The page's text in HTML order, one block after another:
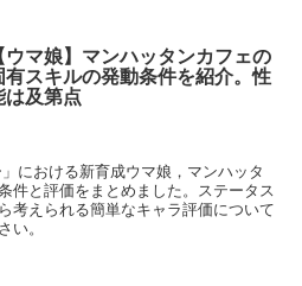
ウマ娘】マンハッタンカフェの
有スキルの発動条件を紹介。性
は及第点
における新育成ウマ娘，マンハッタ
件と評価をまとめました。ステータス
考えられる簡単なキャラ評価について
い。